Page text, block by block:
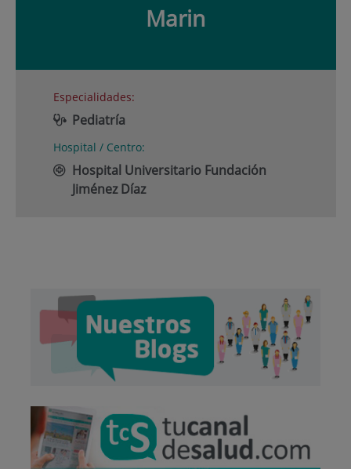
Marin
Especialidades:
Pediatría
Hospital / Centro:
Hospital Universitario Fundación
Jiménez Díaz